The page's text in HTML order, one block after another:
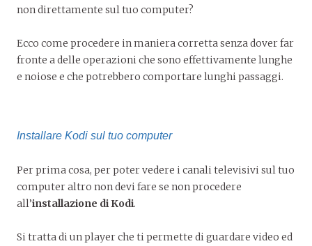
non direttamente sul tuo computer?
Ecco come procedere in maniera corretta senza dover far
fronte a delle operazioni che sono effettivamente lunghe
e noiose e che potrebbero comportare lunghi passaggi.
Installare Kodi sul tuo computer
Per prima cosa, per poter vedere i canali televisivi sul tuo
computer altro non devi fare se non procedere
all’installazione di Kodi.
Si tratta di un player che ti permette di guardare video ed